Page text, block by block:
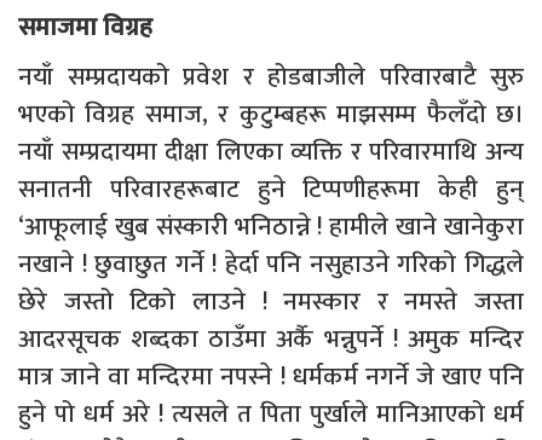
समाजमा विग्रह
नयाँ सम्प्रदायको प्रवेश र होडबाजीले परिवारबाटै सुरु
भएको विग्रह समाज, र कुटुम्बहरू माझसम्म फैलँदो छ।
नयाँ सम्प्रदायमा दीक्षा लिएका व्यक्ति र परिवारमाथि अन्य
सनातनी परिवारहरूबाट हुने टिप्पणीहरूमा केही हुन्
‘आफूलाई खुब संस्कारी भनिठान्ने ! हामीले खाने खानेकुरा
नखाने ! छुवाछुत गर्ने ! हेर्दा पनि नसुहाउने गरिको गिद्धले
छेरे जस्तो टिको लाउने ! नमस्कार र नमस्ते जस्ता
आदरसूचक शब्दका ठाउँमा अर्कै भन्नुपर्ने ! अमुक मन्दिर
मात्र जाने वा मन्दिरमा नपस्ने ! धर्मकर्म नगर्ने जे खाए पनि
हुने पो धर्म अरे ! त्यसले त पिता पुर्खाले मानिआएको धर्म